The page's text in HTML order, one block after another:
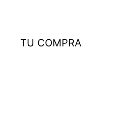
TU COMPRA